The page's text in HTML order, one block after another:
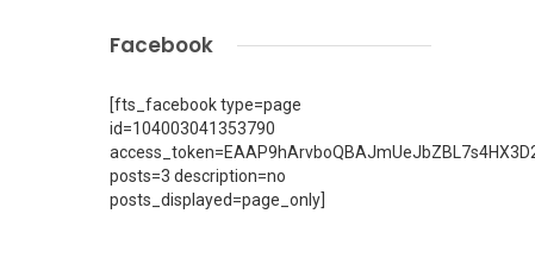
Facebook
[fts_facebook type=page
id=104003041353790
posts=3 description=no
posts_displayed=page_only]